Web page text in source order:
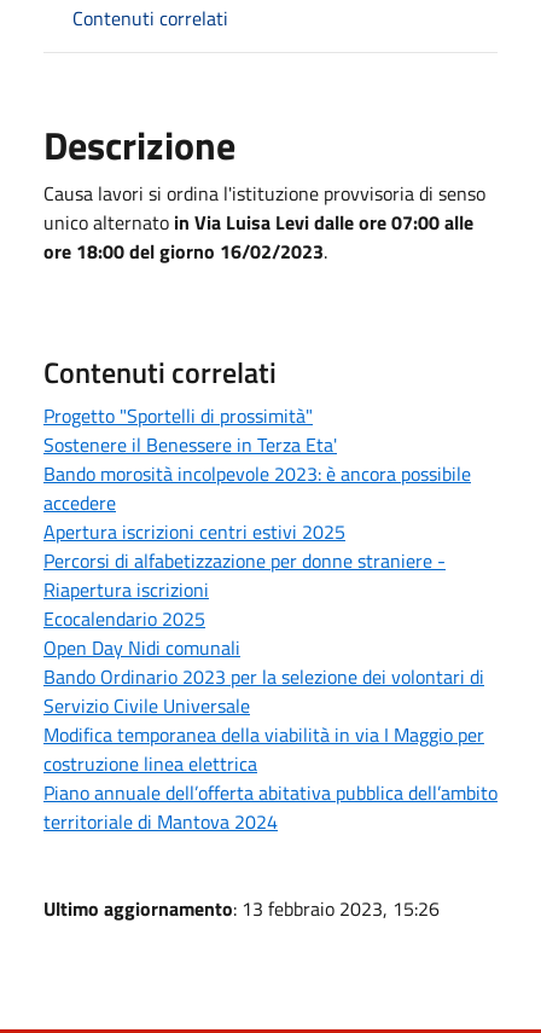
Contenuti correlati
Descrizione
Causa lavori si ordina l'istituzione provvisoria di senso
unico alternato in Via Luisa Levi dalle ore 07:00 alle
ore 18:00 del giorno 16/02/2023.
Contenuti correlati
Progetto "Sportelli di prossimità"
Sostenere il Benessere in Terza Eta'
Bando morosità incolpevole 2023: è ancora possibile
accedere
Apertura iscrizioni centri estivi 2025
Percorsi di alfabetizzazione per donne straniere -
Riapertura iscrizioni
Ecocalendario 2025
Open Day Nidi comunali
Bando Ordinario 2023 per la selezione dei volontari di
Servizio Civile Universale
Modifica temporanea della viabilità in via I Maggio per
costruzione linea elettrica
Piano annuale dell’offerta abitativa pubblica dell’ambito
territoriale di Mantova 2024
Ultimo aggiornamento: 13 febbraio 2023, 15:26